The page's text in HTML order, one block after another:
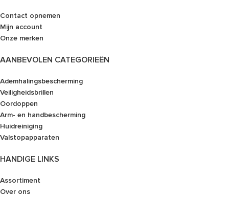
Contact opnemen
Mijn account
Onze merken
AANBEVOLEN CATEGORIEËN
Ademhalingsbescherming
Veiligheidsbrillen
Oordoppen
Arm- en handbescherming
Huidreiniging
Valstopapparaten
HANDIGE LINKS
Assortiment
Over ons